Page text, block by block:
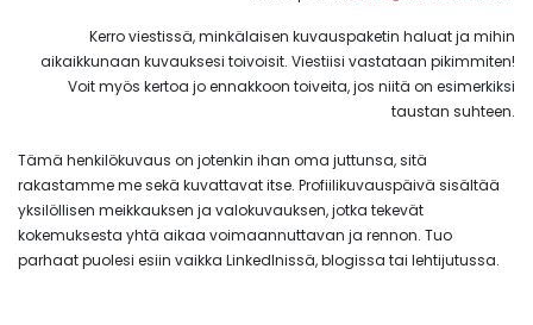
Kerro viestissä, minkälaisen kuvauspaketin haluat ja mihin
aikaikkunaan kuvauksesi toivoisit. Viestiisi vastataan pikimmiten!
Voit myös kertoa jo ennakkoon toiveita, jos niitä on esimerkiksi
taustan suhteen.
Tämä henkilökuvaus on jotenkin ihan oma juttunsa, sitä
rakastamme me sekä kuvattavat itse. Profiilikuvauspäivä sisältää
yksilöllisen meikkauksen ja valokuvauksen, jotka tekevät
kokemuksesta yhtä aikaa voimaannuttavan ja rennon. Tuo
parhaat puolesi esiin vaikka LinkedInissä, blogissa tai lehtijutussa.